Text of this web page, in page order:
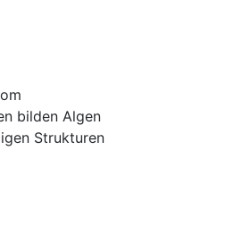
bilden Algen
Strukturen